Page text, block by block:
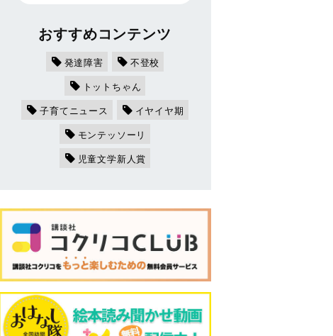
おすすめコンテンツ
発達障害
不登校
トットちゃん
子育てニュース
イヤイヤ期
モンテッソーリ
児童文学新人賞